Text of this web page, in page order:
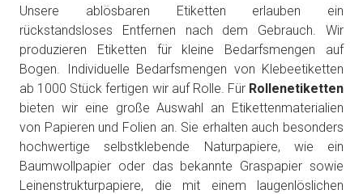
Unsere ablösbaren Etiketten erlauben ein
rückstandsloses Entfernen‎ nach dem Gebrauch. Wir
produzieren Etiketten für kleine Bedarfsmengen auf
Bogen. Individuelle Bedarfsmengen von Klebeetiketten
ab 1000 Stück fertigen wir auf Rolle. Für Rollenetiketten
bieten wir eine große Auswahl an Etikettenmaterialien
von Papieren und Folien an. Sie erhalten auch besonders
hochwertige selbstklebende Naturpapiere, wie ein
Baumwollpapier oder das bekannte Graspapier sowie
Leinenstrukturpapiere, die mit einem laugenlöslichen